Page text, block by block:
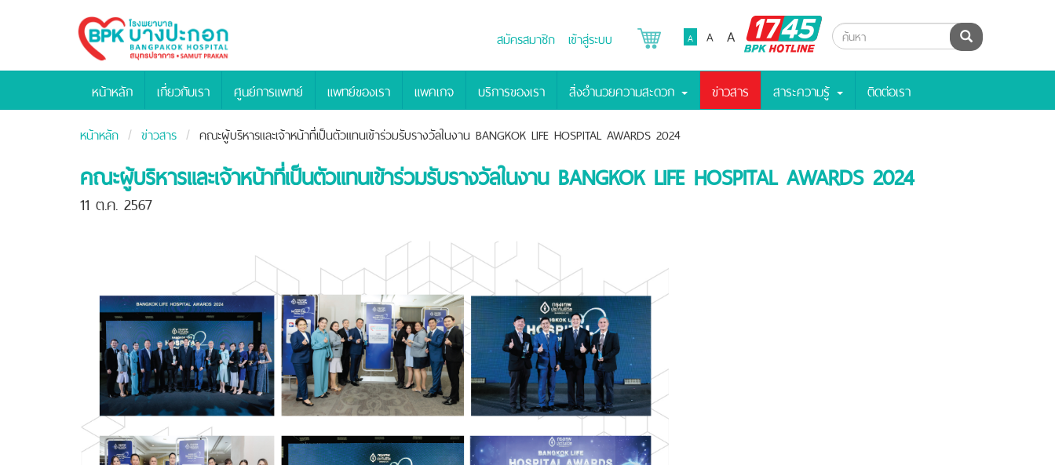
Bangpakok
Hospital
สมัครสมาชิก เข้าสู่ระบบ A A A
BPK
Hotline
ค้นหา
หน้าหลัก เกี่ยวกับเรา ศูนย์การแพทย์ แพทย์ของเรา แพคเกจ บริการของเรา สิ่งอำนวยความสะดวก ข่าวสาร สาระความรู้ ติดต่อเรา
หน้าหลัก ข่าวสาร คณะผู้บริหารและเจ้าหน้าที่เป็นตัวแทนเข้าร่วมรับรางวัลในงาน BANGKOK LIFE HOSPITAL AWARDS 2024
คณะผู้บริหารและเจ้าหน้าที่เป็นตัวแทนเข้าร่วมรับรางวัลในงาน BANGKOK LIFE HOSPITAL AWARDS 2024
11 ต.ค. 2567